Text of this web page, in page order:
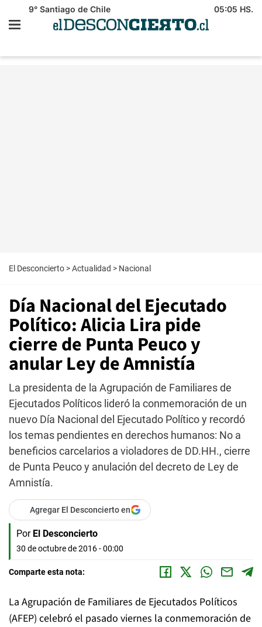
9° Santiago de Chile 05:05 HS.
El Desconcierto >Actualidad > Nacional
Día Nacional del Ejecutado
Político: Alicia Lira pide
cierre de Punta Peuco y
anular Ley de Amnistía
La presidenta de la Agrupación de Familiares de
Ejecutados Políticos lideró la conmemoración de un
nuevo Día Nacional del Ejecutado Político y recordó
los temas pendientes en derechos humanos: No a
beneficios carcelarios a violadores de DD.HH., cierre
de Punta Peuco y anulación del decreto de Ley de
Amnistía.
Agregar El Desconcierto en
Por El Desconcierto
30 de octubre de 2016 - 00:00
Comparte esta nota:
La Agrupación de Familiares de Ejecutados Políticos
(AFEP) celebró el pasado viernes la conmemoración de